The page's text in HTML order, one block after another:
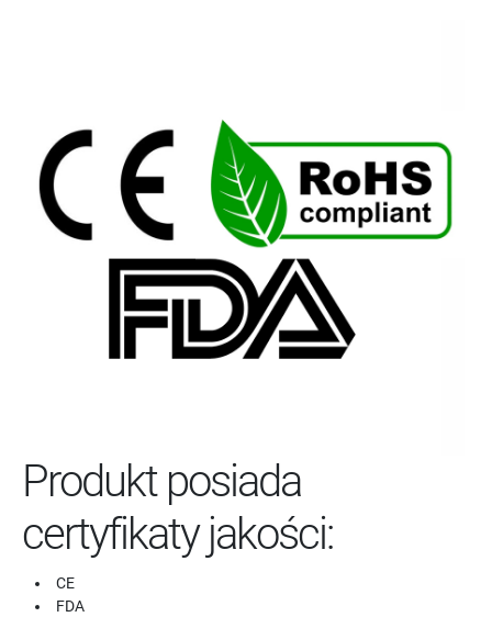
Produkt posiada
certyfikaty jakości:
CE
FDA